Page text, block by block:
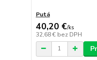
Putá
40,20 €/ks
32,68 € bez DPH